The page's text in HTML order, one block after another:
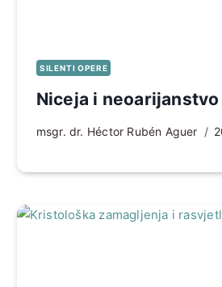
SILENTI OPERE
Niceja i neoarijanstvo
msgr. dr. Héctor Rubén Aguer